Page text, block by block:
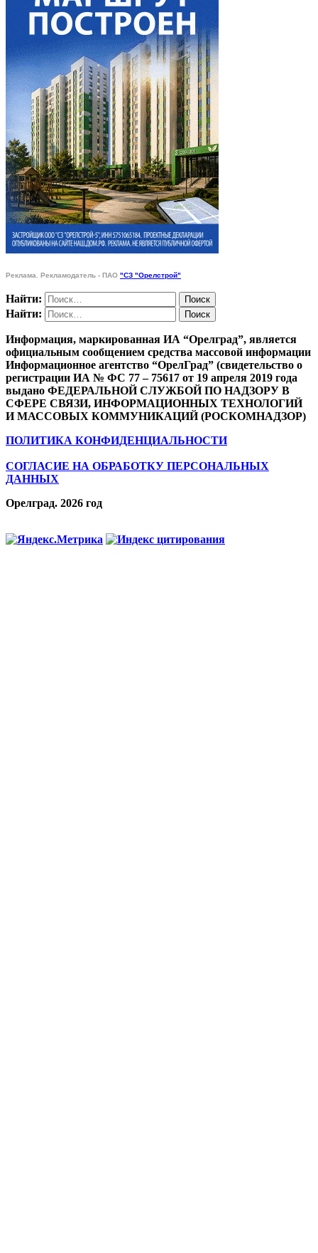
Реклама. Рекламодатель - ПАО "СЗ "Орелстрой"
Найти:
Найти:
Информация, маркированная ИА “Орелград”, является
официальным сообщением средства массовой информации
Информационное агентство “ОрелГрад” (свидетельство о
регистрации ИА № ФС 77 – 75617 от 19 апреля 2019 года
выдано ФЕДЕРАЛЬНОЙ СЛУЖБОЙ ПО НАДЗОРУ В
СФЕРЕ СВЯЗИ, ИНФОРМАЦИОННЫХ ТЕХНОЛОГИЙ
И МАССОВЫХ КОММУНИКАЦИЙ (РОСКОМНАДЗОР)
ПОЛИТИКА КОНФИДЕНЦИАЛЬНОСТИ
СОГЛАСИЕ НА ОБРАБОТКУ ПЕРСОНАЛЬНЫХ
ДАННЫХ
Орелград. 2026 год